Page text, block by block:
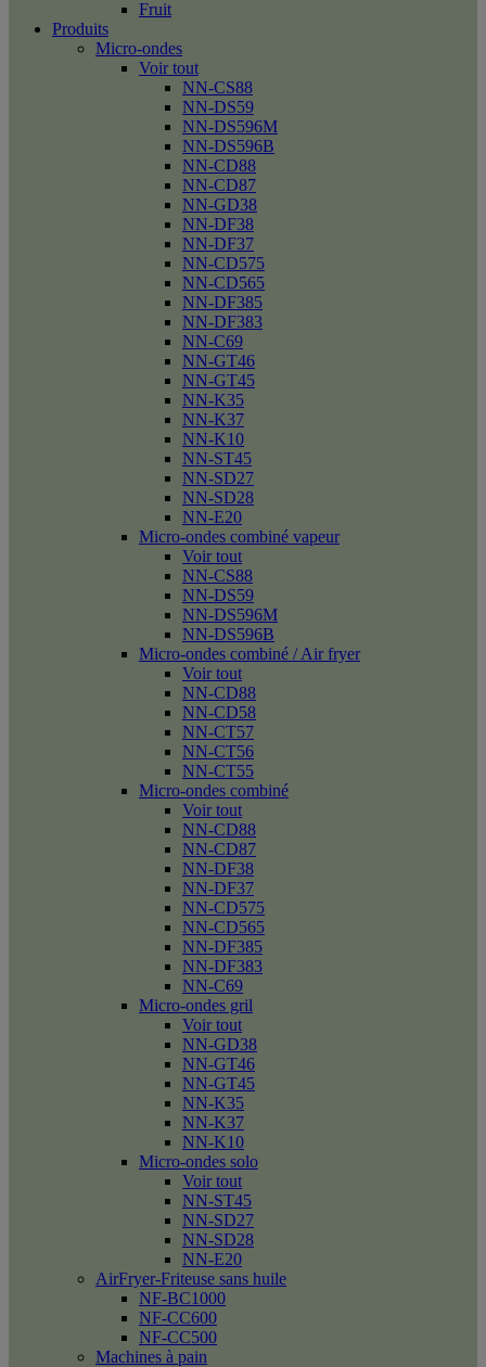
Fruit
Produits
Micro-ondes
Voir tout
NN-CS88
NN-DS59
NN-DS596M
NN-DS596B
NN-CD88
NN-CD87
NN-GD38
NN-DF38
NN-DF37
NN-CD575
NN-CD565
NN-DF385
NN-DF383
NN-C69
NN-GT46
NN-GT45
NN-K35
NN-K37
NN-K10
NN-ST45
NN-SD27
NN-SD28
NN-E20
Micro-ondes combiné vapeur
Voir tout
NN-CS88
NN-DS59
NN-DS596M
NN-DS596B
Micro-ondes combiné / Air fryer
Voir tout
NN-CD88
NN-CD58
NN-CT57
NN-CT56
NN-CT55
Micro-ondes combiné
Voir tout
NN-CD88
NN-CD87
NN-DF38
NN-DF37
NN-CD575
NN-CD565
NN-DF385
NN-DF383
NN-C69
Micro-ondes gril
Voir tout
NN-GD38
NN-GT46
NN-GT45
NN-K35
NN-K37
NN-K10
Micro-ondes solo
Voir tout
NN-ST45
NN-SD27
NN-SD28
NN-E20
AirFryer-Friteuse sans huile
NF-BC1000
NF-CC600
NF-CC500
Machines à pain